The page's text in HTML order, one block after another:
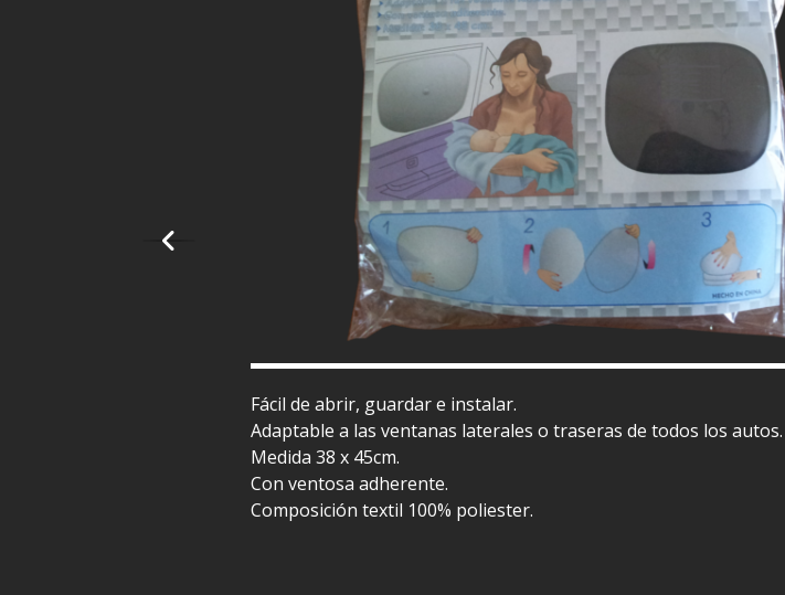
Fácil de abrir, guardar e instalar.
Adaptable a las ventanas laterales o traseras de todos los autos.
Medida 38 x 45cm.
Con ventosa adherente.
Composición textil 100% poliester.